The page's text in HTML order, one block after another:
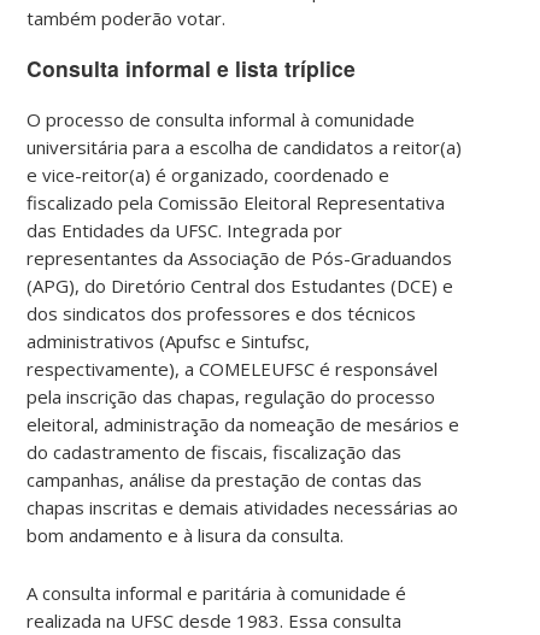
também poderão votar.
Consulta informal e lista tríplice
O processo de consulta informal à comunidade
universitária para a escolha de candidatos a reitor(a)
e vice-reitor(a) é organizado, coordenado e
fiscalizado pela Comissão Eleitoral Representativa
das Entidades da UFSC. Integrada por
representantes da Associação de Pós-Graduandos
(APG), do Diretório Central dos Estudantes (DCE) e
dos sindicatos dos professores e dos técnicos
administrativos (Apufsc e Sintufsc,
respectivamente), a COMELEUFSC é responsável
pela inscrição das chapas, regulação do processo
eleitoral, administração da nomeação de mesários e
do cadastramento de fiscais, fiscalização das
campanhas, análise da prestação de contas das
chapas inscritas e demais atividades necessárias ao
bom andamento e à lisura da consulta.
A consulta informal e paritária à comunidade é
realizada na UFSC desde 1983. Essa consulta